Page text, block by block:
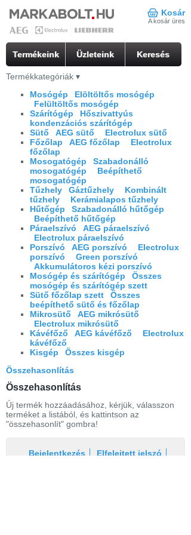
Kosár
A kosár üres
Termékeink Üzleteink Keresés
Termékkategóriák ▾
Mosógép
Elöltöltős mosógép
Felültöltős mosógép
Szárítógép
Hőszivattyús
kondenzációs szárítógép
Sütő
AEG sütő
Electrolux sütő
Főzőlap
AEG főzőlap
Electrolux
főzőlap
Mosogatógép
Szabadonálló
mosogatógép
Beépíthető
mosogatógép
Tűzhely
Gáztűzhely
Kombinált
tűzhely
Kerámialapos tűzhely
Hűtőgép
Szabadonálló hűtőgép
Beépíthető hűtőgép
Páraelszívó
AEG páraelszívó
Electrolux páraelszívó
Porszívó
AEG porszívó
Electrolux
porszívó
Green porszívó
Akkumulátoros kézi porszívó
Mosógép és szárítógép
Összes
mosógép és szárítógép szett
Sütő főzőlap szett
Összes
beépíthető sütő és főzőlap
Mikrosütő
AEG mikrósütő
Electrolux mikrósütő
Kávéfőző
AEG kávéfőző
Electrolux
kávéfőző
Kisgép
Összes kisgép
Összehasonlítás
Összehasonlítás
Új termék hozzáadásához, kérjük, válasszon
terméket a listából, és kattintson az
"összehasonlít" gombra!
Bejelentkezés
Elfelejtett jelszó